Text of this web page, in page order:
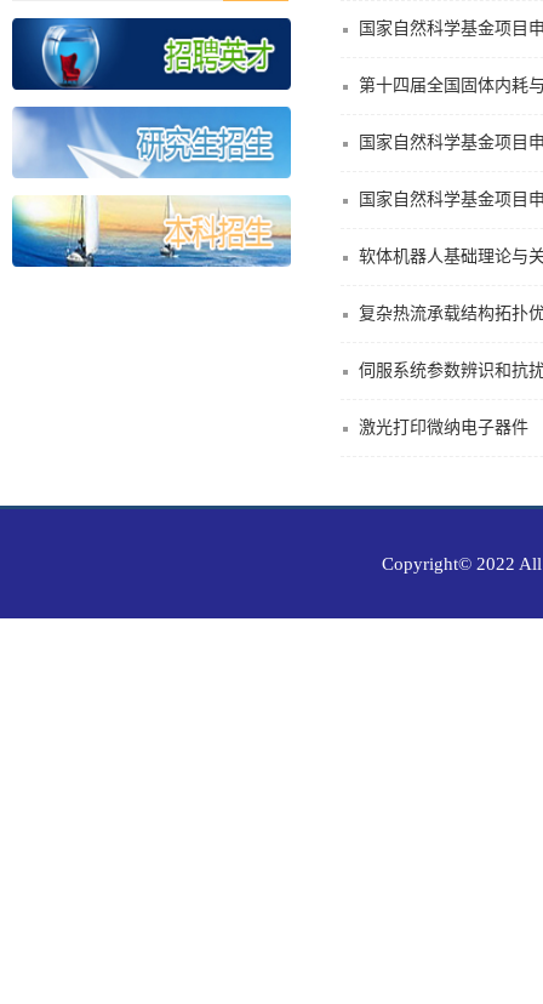
国家自然科学基金项目
第十四届全国固体内耗
国家自然科学基金项目
国家自然科学基金项目
软体机器人基础理论与
复杂热流承载结构拓扑
伺服系统参数辨识和抗
激光打印微纳电子器件
Copyright© 2022